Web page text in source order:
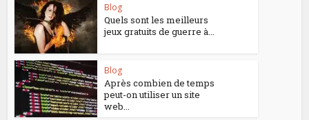
Blog
Quels sont les meilleurs
jeux gratuits de guerre à...
Blog
Après combien de temps
peut-on utiliser un site
web...